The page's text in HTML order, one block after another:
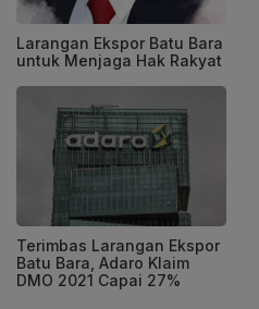
Larangan Ekspor Batu Bara
untuk Menjaga Hak Rakyat
Terimbas Larangan Ekspor
Batu Bara, Adaro Klaim
DMO 2021 Capai 27%